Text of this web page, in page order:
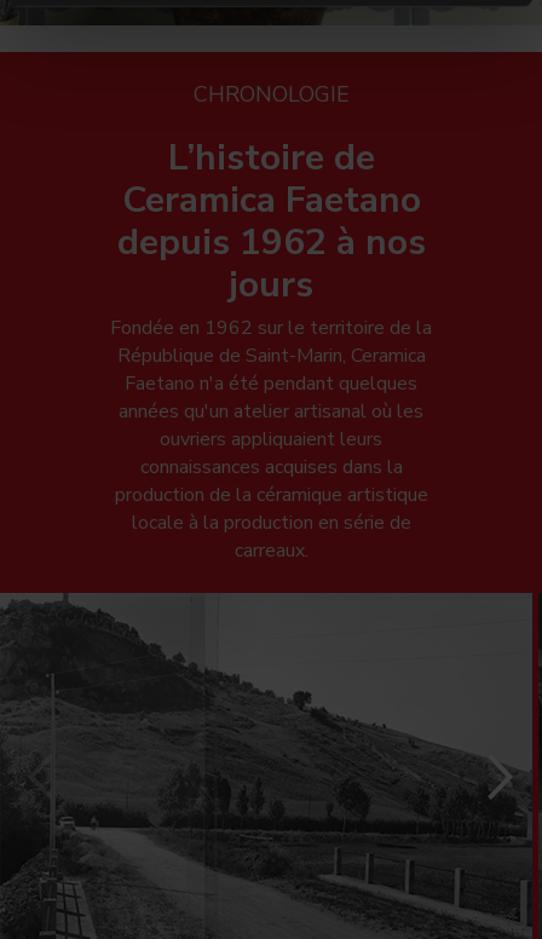
CHRONOLOGIE
L’histoire de
Ceramica Faetano
depuis 1962 à nos
jours
Fondée en 1962 sur le territoire de la
République de Saint-Marin, Ceramica
Faetano n'a été pendant quelques
années qu'un atelier artisanal où les
ouvriers appliquaient leurs
connaissances acquises dans la
production de la céramique artistique
locale à la production en série de
carreaux.